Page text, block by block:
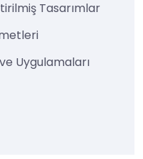
Tasarımlar
Uygulamaları